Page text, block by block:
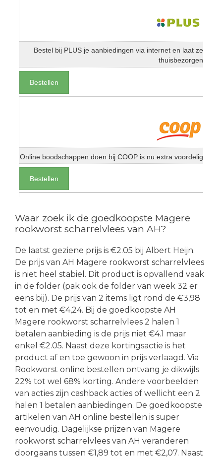
Bestel bij PLUS je aanbiedingen via internet en laat ze
thuisbezorgen
Bestellen
Online boodschappen doen bij COOP is nu extra voordelig
Bestellen
Waar zoek ik de goedkoopste Magere
rookworst scharrelvlees van AH?
De laatst geziene prijs is €2.05 bij Albert Heijn.
De prijs van AH Magere rookworst scharrelvlees
is niet heel stabiel. Dit product is opvallend vaak
in de folder (pak ook de folder van week 32 er
eens bij). De prijs van 2 items ligt rond de €3,98
tot en met €4,24. Bij de goedkoopste AH
Magere rookworst scharrelvlees 2 halen 1
betalen aanbieding is de prijs niet €4.1 maar
enkel €2.05. Naast deze kortingsactie is het
product af en toe gewoon in prijs verlaagd. Via
Rookworst online bestellen ontvang je dikwijls
22% tot wel 68% korting. Andere voorbeelden
van acties zijn cashback acties of wellicht een 2
halen 1 betalen aanbiedingen. De goedkoopste
artikelen van AH online bestellen is super
eenvoudig. Dagelijkse prijzen van Magere
rookworst scharrelvlees van AH veranderen
doorgaans tussen €1,89 tot en met €2,07. Naast